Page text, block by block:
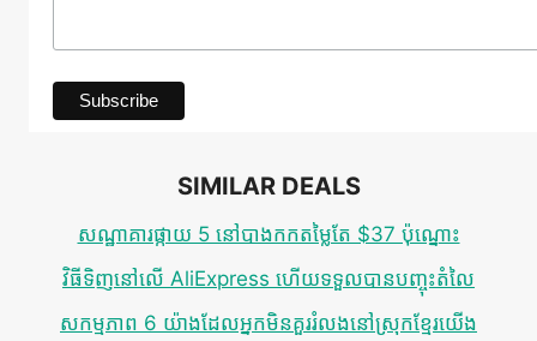
SIMILAR DEALS
សណ្ឋាគារផ្កាយ 5 នៅបាងកកតម្លៃតែ $37 ប៉ុណ្នោះ
វិធីទិញនៅលើ AliExpress ហើយទទួលបានបញ្ចុះតំលៃ
សកម្មភាព​ 6 យ៉ាងដែលអ្នកមិនគួររំលងនៅស្រុកខ្មែរយើង